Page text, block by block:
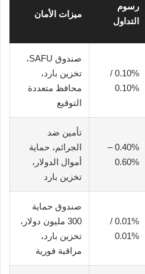
رسوم
التداول
ميزات الأمان
0.10% /
0.10%
صندوق SAFU،
تخزين بارد،
محافظ متعددة
التوقيع
0.40% –
0.60%
تأمين ضد
الجرائم، حماية
أموال الدولار،
تخزين بارد
0.01% /
0.01%
صندوق حماية
300 مليون دولار،
تخزين بارد،
مراقبة فورية